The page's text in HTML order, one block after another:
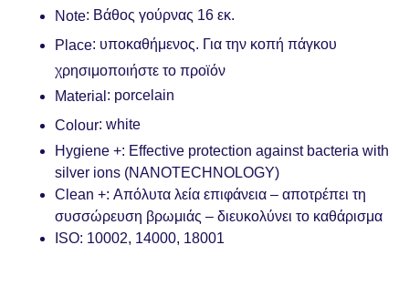
Note: Βάθος γούρνας 16 εκ.
Place: υποκαθήμενος. Για την κοπή πάγκου
χρησιμοποιήστε το προϊόν
Material : porcelain
Colour: white
Hygiene +: Effective protection against bacteria with
silver ions (NANOTECHNOLOGY)
Clean +: Απόλυτα λεία επιφάνεια – αποτρέπει τη
συσσώρευση βρωμιάς – διευκολύνει το καθάρισμα
ISO: 10002, 14000, 18001